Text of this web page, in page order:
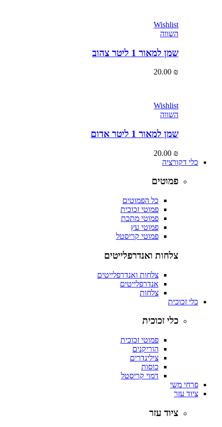
Wishlist
שמן למאור 1 ליטר צהוב
20.00
Wishlist
שמן למאור 1 ליטר אדום
20.00
כלי דקורציה
פמוטים
כל הפמוטים
פמוטי זכוכית
פמוטי מתכת
פמוטי עץ
פמוטי קריסטל
צלחות ואנדרפלייטים
צלחות ואנדרפלייטים
אנדרפלייטים
צלחות
כלי זכוכית
כלי זכוכית
פמוטי זכוכית
הוריקנים
צילינדרים
כוסות
דמוי קריסטל
פרחי משי
ציוד עזר
ציוד עזר